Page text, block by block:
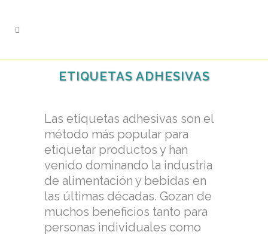
ETIQUETAS ADHESIVAS
Las etiquetas adhesivas son el
método más popular para
etiquetar productos y han
venido dominando la industria
de alimentación y bebidas en
las últimas décadas. Gozan de
muchos beneficios tanto para
personas individuales como